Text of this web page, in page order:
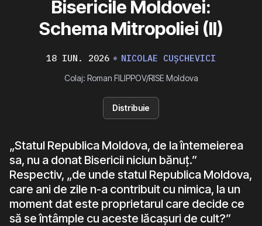
Bisericile Moldovei:
Schema Mitropoliei (II)
18 IUN. 2026 NICOLAE CUȘCHEVICI
Colaj: Roman FILIPPOV/RISE Moldova
Distribuie
„Statul Republica Moldova, de la întemeierea
sa, nu a donat Bisericii niciun bănuț.”
Respectiv, „de unde statul Republica Moldova,
care ani de zile n-a contribuit cu nimica, la un
moment dat este proprietarul care decide ce
să se întâmple cu aceste lăcașuri de cult?”